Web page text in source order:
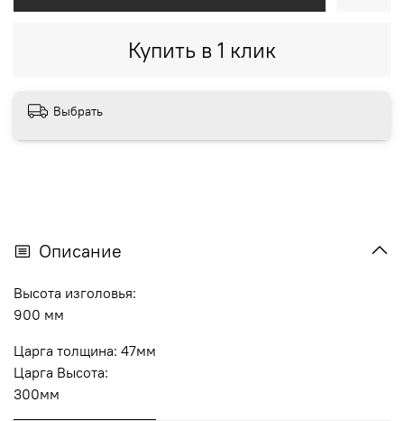
Купить в 1 клик
Выбрать
Описание
Высота изголовья:
900 мм
Царга толщина: 47мм
Царга Высота:
300мм